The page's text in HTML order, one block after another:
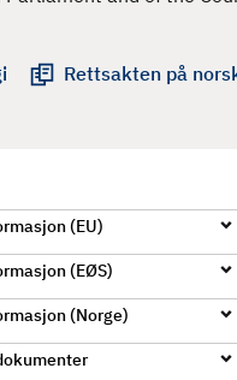
Rettsakten på
(EU)
(EØS)
(Norge)